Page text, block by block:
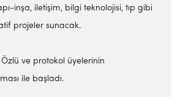
inşa, iletişim, bilgi teknolojisi, tıp gibi
projeler sunacak.
Özlü ve protokol üyelerinin
ile başladı.